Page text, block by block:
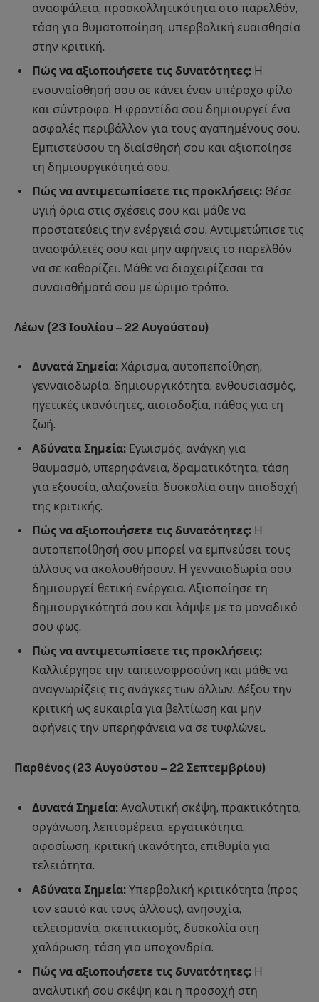
ανασφάλεια, προσκολλητικότητα στο παρελθόν,
τάση για θυματοποίηση, υπερβολική ευαισθησία
στην κριτική.
Πώς να αξιοποιήσετε τις δυνατότητες: Η
ενσυναίσθησή σου σε κάνει έναν υπέροχο φίλο
και σύντροφο. Η φροντίδα σου δημιουργεί ένα
ασφαλές περιβάλλον για τους αγαπημένους σου.
Εμπιστεύσου τη διαίσθησή σου και αξιοποίησε
τη δημιουργικότητά σου.
Πώς να αντιμετωπίσετε τις προκλήσεις: Θέσε
υγιή όρια στις σχέσεις σου και μάθε να
προστατεύεις την ενέργειά σου. Αντιμετώπισε τις
ανασφάλειές σου και μην αφήνεις το παρελθόν
να σε καθορίζει. Μάθε να διαχειρίζεσαι τα
συναισθήματά σου με ώριμο τρόπο.
Λέων (23 Ιουλίου – 22 Αυγούστου)
Δυνατά Σημεία: Χάρισμα, αυτοπεποίθηση,
γενναιοδωρία, δημιουργικότητα, ενθουσιασμός,
ηγετικές ικανότητες, αισιοδοξία, πάθος για τη
ζωή.
Αδύνατα Σημεία: Εγωισμός, ανάγκη για
θαυμασμό, υπερηφάνεια, δραματικότητα, τάση
για εξουσία, αλαζονεία, δυσκολία στην αποδοχή
της κριτικής.
Πώς να αξιοποιήσετε τις δυνατότητες: Η
αυτοπεποίθησή σου μπορεί να εμπνεύσει τους
άλλους να ακολουθήσουν. Η γενναιοδωρία σου
δημιουργεί θετική ενέργεια. Αξιοποίησε τη
δημιουργικότητά σου και λάμψε με το μοναδικό
σου φως.
Πώς να αντιμετωπίσετε τις προκλήσεις:
Καλλιέργησε την ταπεινοφροσύνη και μάθε να
αναγνωρίζεις τις ανάγκες των άλλων. Δέξου την
κριτική ως ευκαιρία για βελτίωση και μην
αφήνεις την υπερηφάνεια να σε τυφλώνει.
Παρθένος (23 Αυγούστου – 22 Σεπτεμβρίου)
Δυνατά Σημεία: Αναλυτική σκέψη, πρακτικότητα,
οργάνωση, λεπτομέρεια, εργατικότητα,
αφοσίωση, κριτική ικανότητα, επιθυμία για
τελειότητα.
Αδύνατα Σημεία: Υπερβολική κριτικότητα (προς
τον εαυτό και τους άλλους), ανησυχία,
τελειομανία, σκεπτικισμός, δυσκολία στη
χαλάρωση, τάση για υποχονδρία.
Πώς να αξιοποιήσετε τις δυνατότητες: Η
αναλυτική σου σκέψη και η προσοχή στη